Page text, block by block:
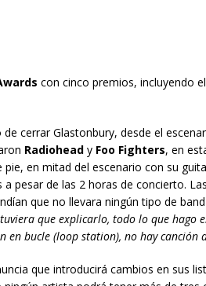
con cinco premios, incluyendo
cerrar Glastonbury, desde el
Radioheady Foo Fighters, en
en mitad del escenario con su
pesar de las 2 horas de concierto.
que no llevara ningún tipo de
que explicarlo, todo lo que hago
en bucle (loop station), no hay canción
que introducirá cambios en sus